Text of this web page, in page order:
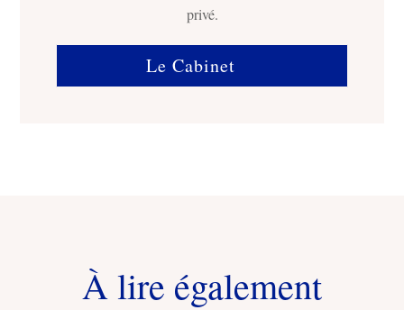
privé.
Le Cabinet
À lire également